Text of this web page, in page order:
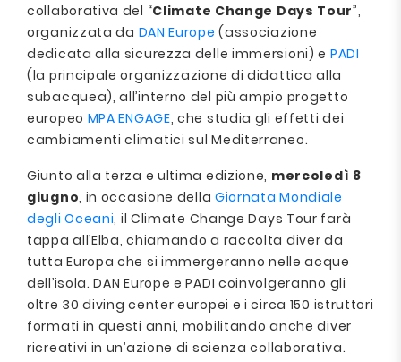
collaborativa del “Climate Change Days Tour”,
organizzata da DAN Europe (associazione
dedicata alla sicurezza delle immersioni) e PADI
(la principale organizzazione di didattica alla
subacquea), all’interno del più ampio progetto
europeo MPA ENGAGE, che studia gli effetti dei
cambiamenti climatici sul Mediterraneo.
Giunto alla terza e ultima edizione, mercoledì 8
giugno, in occasione della Giornata Mondiale
degli Oceani, il Climate Change Days Tour farà
tappa all’Elba, chiamando a raccolta diver da
tutta Europa che si immergeranno nelle acque
dell’isola. DAN Europe e PADI coinvolgeranno gli
oltre 30 diving center europei e i circa 150 istruttori
formati in questi anni, mobilitando anche diver
ricreativi in un’azione di scienza collaborativa.